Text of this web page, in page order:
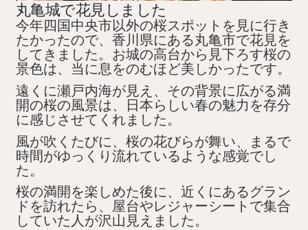
丸亀城で花見しました
今年四国中央市以外の桜スポットを見に行き
たかったので、香川県にある丸亀市で花見を
してきました。お城の高台から見下ろす桜の
景色は、当に息をのむほど美しかったです。
遠くに瀬戸内海が見え、その背景に広がる満
開の桜の風景は、日本らしい春の魅力を存分
に感じさせてくれました。
風が吹くたびに、桜の花びらが舞い、まるで
時間がゆっくり流れているような感覚でし
た。
桜の満開を楽しめた後に、近くにあるグラン
ドを訪れたら、屋台やレジャーシートで集合
していた人が沢山見えました。